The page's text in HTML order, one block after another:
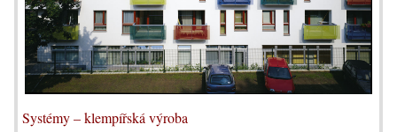
Systémy – klempířská výroba